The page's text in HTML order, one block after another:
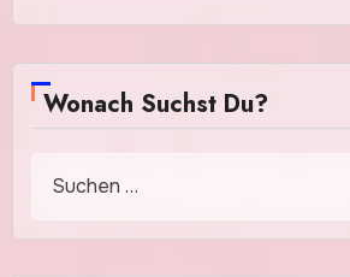
Wonach Suchst Du?
nach: